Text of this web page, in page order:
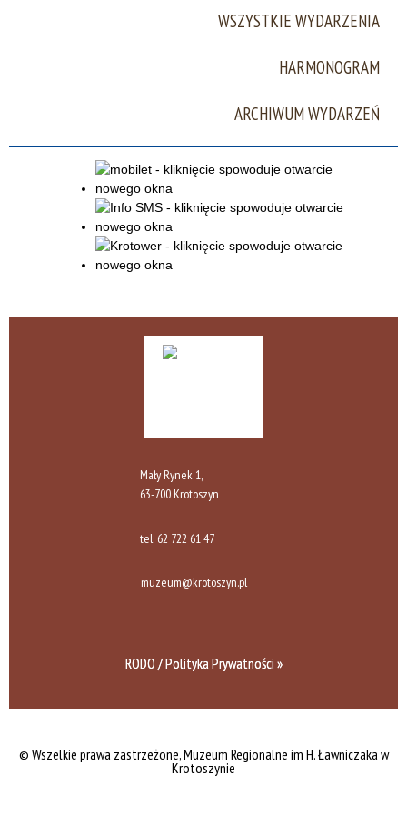
Promowane
WSZYSTKIE WYDARZENIA
HARMONOGRAM
ARCHIWUM WYDARZEŃ
Mały Rynek 1,
63-700 Krotoszyn
tel. 62 722 61 47
muzeum@krotoszyn.pl
RODO / Polityka Prywatności »
© Wszelkie prawa zastrzeżone,Muzeum Regionalne im H. Ławniczaka w
Krotoszynie